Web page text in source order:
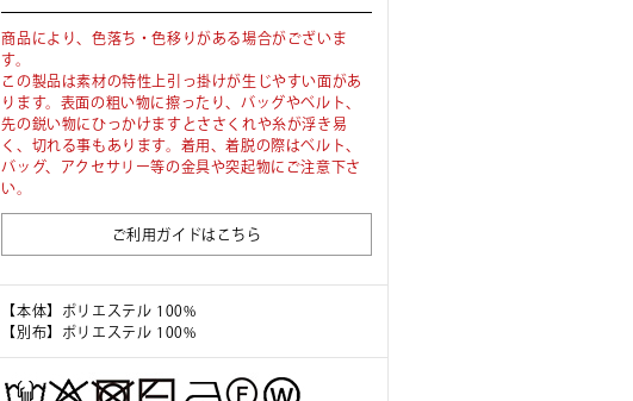
商品により、色落ち・色移りがある場合がございま
す。
この製品は素材の特性上引っ掛けが生じやすい面があ
ります。表面の粗い物に擦ったり、バッグやベルト、
先の鋭い物にひっかけますとささくれや糸が浮き易
く、切れる事もあります。着用、着脱の際はベルト、
バッグ、アクセサリー等の金具や突起物にご注意下さ
い。
ご利用ガイドはこちら
【本体】ポリエステル 100%
【別布】ポリエステル 100%